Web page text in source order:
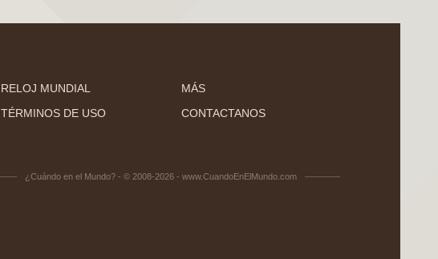
RELOJ MUNDIAL
MÁS
TÉRMINOS DE USO CONTACTANOS
¿Cuándo en el Mundo? - © 2008-2026 - www.CuandoEnElMundo.com